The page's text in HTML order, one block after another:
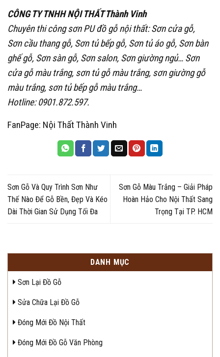
DANH MỤC
Sơn Lại Đồ Gỗ
Sửa Chữa Lại Đồ Gỗ
Đóng Mới Đồ Nội Thất
Đóng Mới Đồ Gỗ Văn Phòng
CÔNG TY TNHH NỘI THẤT Thành Vinh
Chuyên thi công sơn PU đồ gỗ nội thất:Sơn cửa gỗ,
Sơn cầu thang gỗ, Sơn tủ bếp gỗ, Sơn tủ áo gỗ, Sơn bàn
ghế gỗ, Sơn sàn gỗ, Sơn salon, Sơn giường ngủ… Sơn
cửa gỗ màu trắng, sơn tủ gỗ màu trắng, sơn giường gỗ
màu trắng, sơn tủ bếp gỗ màu trắng…
Hotline:0901.872.597.
FanPage: Nội Thất Thành Vinh
Sơn Gỗ Và Quy Trình Sơn Như
Thế Nào Để Gỗ Bền, Đẹp Và Kéo
Dài Thời Gian Sử Dụng Tối Đa
Sơn Gỗ Màu Trắng – Giải Pháp
Hoàn Hảo Cho Nội Thất Sang
Trọng Tại TP. HCM